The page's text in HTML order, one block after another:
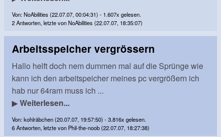
Von: NoAbilities (22.07.07, 00:04:31) - 1.607x gelesen.
2 Antworten, letzte von NoAbilities (22.07.07, 18:35:07)
Arbeitsspeicher vergrössern
Hallo helft doch nem dummen mal auf die Sprünge wie
kann ich den arbeitspeicher meines pc vergrößern ich
hab nur 64ram muss ich ...
▶Weiterlesen...
Von: kohlräbchen (20.07.07, 19:57:50) - 3.816x gelesen.
6 Antworten, letzte von Phil-the-noob (22.07.07, 18:27:38)